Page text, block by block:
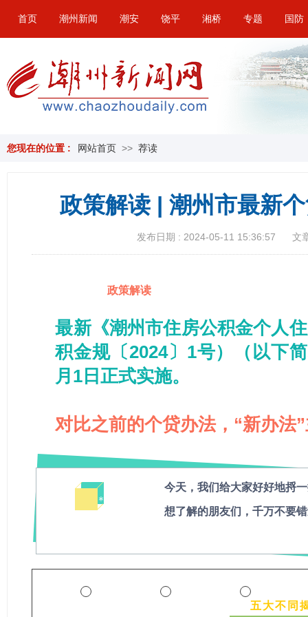
首页 潮州新闻 潮安 饶平 湘桥 专题 国防
您现在的位置 : 网站首页 >> 荐读
政策解读 | 潮州市最新
发布日期 : 2024-05-11 15:36:57 文
政策解读
最新《潮州市住房公积金个人
积金规〔2024〕1号）（以下
月1日正式实施。
对比之前的个贷办法，“新办法
＊
今天，我们给大家好好地捋
想了解的朋友们，千万不要
五大不同